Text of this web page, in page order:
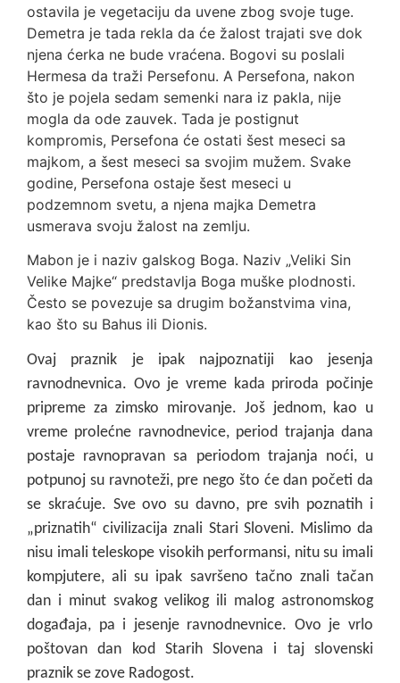
ostavila je vegetaciju da uvene zbog svoje tuge.
Demetra je tada rekla da će žalost trajati sve dok
njena ćerka ne bude vraćena. Bogovi su poslali
Hermesa da traži Persefonu. A Persefona, nakon
što je pojela sedam semenki nara iz pakla, nije
mogla da ode zauvek. Tada je postignut
kompromis, Persefona će ostati šest meseci sa
majkom, a šest meseci sa svojim mužem. Svake
godine, Persefona ostaje šest meseci u
podzemnom svetu, a njena majka Demetra
usmerava svoju žalost na zemlju.
Mabon je i naziv galskog Boga. Naziv „Veliki Sin
Velike Majke“ predstavlja Boga muške plodnosti.
Često se povezuje sa drugim božanstvima vina,
kao što su Bahus ili Dionis.
Ovaj praznik je ipak najpoznatiji kao jesenja
ravnodnevnica. Ovo je vreme kada priroda počinje
pripreme za zimsko mirovanje. Još jednom, kao u
vreme prolećne ravnodnevice, period trajanja dana
postaje ravnopravan sa periodom trajanja noći, u
potpunoj su ravnoteži, pre nego što će dan početi da
se skraćuje. Sve ovo su davno, pre svih poznatih i
„priznatih“ civilizacija znali Stari Sloveni. Mislimo da
nisu imali teleskope visokih performansi, nitu su imali
kompjutere, ali su ipak savršeno tačno znali tačan
dan i minut svakog velikog ili malog astronomskog
događaja, pa i jesenje ravnodnevnice. Ovo je vrlo
poštovan dan kod Starih Slovena i taj slovenski
praznik se zove Radogost.